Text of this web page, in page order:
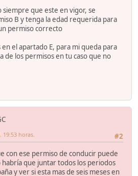
que este en vigor, se
B y tenga la edad requerida para
permiso correcto
el apartado E, para mi queda para
de los permisos en tu caso que no
#2
19:53 horas.
con ese permiso de conducir puede
habría que juntar todos los periodos
y ver si esta mas de seis meses en